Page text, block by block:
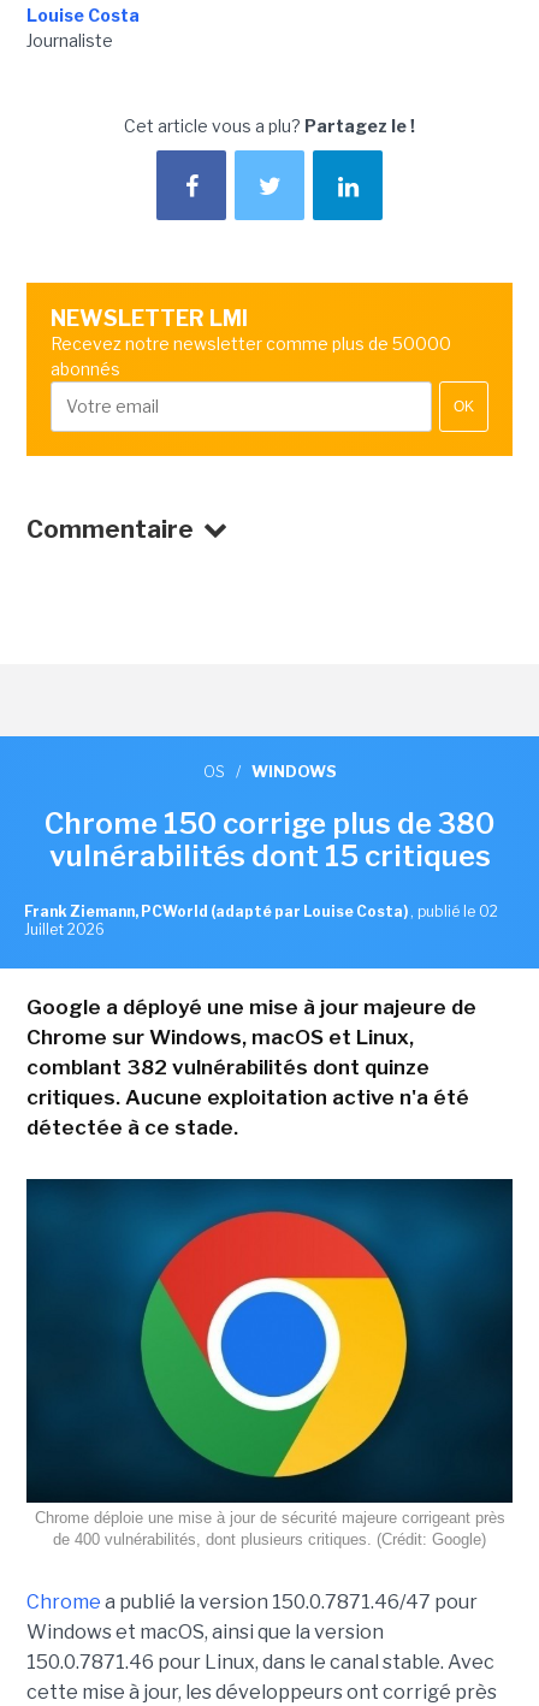
Louise Costa
Journaliste
Cet article vous a plu? Partagez le !
NEWSLETTER LMI
Recevez notre newsletter comme plus de 50000
abonnés
OK
Commentaire
OS / WINDOWS
Chrome 150 corrige plus de 380
vulnérabilités dont 15 critiques
Frank Ziemann, PCWorld (adapté par Louise Costa) , publié le 02
Juillet 2026
Google a déployé une mise à jour majeure de
Chrome sur Windows, macOS et Linux,
comblant 382 vulnérabilités dont quinze
critiques. Aucune exploitation active n'a été
détectée à ce stade.
Chrome déploie une mise à jour de sécurité majeure corrigeant près
de 400 vulnérabilités, dont plusieurs critiques. (Crédit: Google)
Chrome a publié la version 150.0.7871.46/47 pour
Windows et macOS, ainsi que la version
150.0.7871.46 pour Linux, dans le canal stable. Avec
cette mise à jour, les développeurs ont corrigé près